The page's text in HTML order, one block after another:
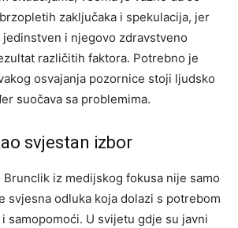
zaključaka i spekulacija, jer
i njegovo zdravstveno
različitih faktora. Potrebno je
osvajanja pozornice stoji ljudsko
suočava sa problemima.
svjestan izbor
iz medijskog fokusa nije samo
svjesna odluka koja dolazi s potrebom
samopomoći. U svijetu gdje su javni